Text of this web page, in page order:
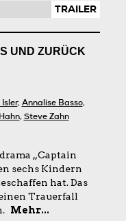
TRAILER
UND ZURÜCK
,Annalise Basso,
,Steve Zahn
„Captain
sechs Kindern
hat. Das
Trauerfall
Mehr...